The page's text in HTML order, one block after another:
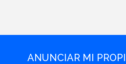
ANUNCIAR MI